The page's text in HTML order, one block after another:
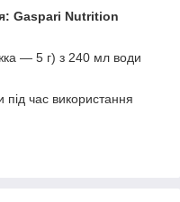
Gaspari Nutrition
— 5 г) з 240 мл води
під час використання